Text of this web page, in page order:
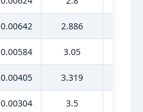
0.00642 2.886
0.00584 3.05
0.00405 3.319
0.00304 3.5